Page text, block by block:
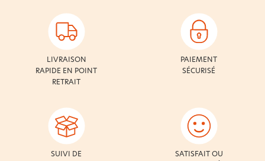
LIVRAISON
RAPIDE EN POINT
RETRAIT
PAIEMENT
SÉCURISÉ
SUIVI DE
SATISFAIT OU